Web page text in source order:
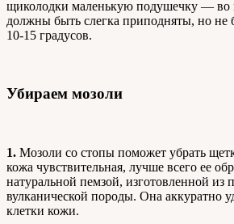
щиколодки маленькую подушечку — во
должны быть слегка приподняты, но не
10-15 градусов.
Убираем мозоли
1. Мозоли со стопы поможет убрать
кожа чувствительная, лучше всего ее
натуральной пемзой, изготовленной из
вулканической породы. Она аккуратно
клетки кожи.